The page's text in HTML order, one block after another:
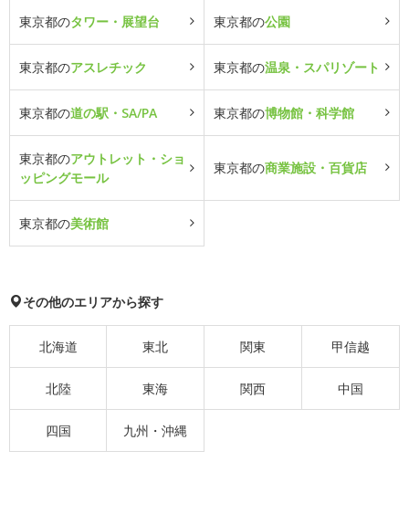
東京都のタワー・展望台 東京都の公園
東京都のアスレチック 東京都の温泉・スパリゾート
東京都の道の駅・SA/PA 東京都の博物館・科学館
東京都のアウトレット・ショ
ッピングモール
東京都の商業施設・百貨店
東京都の美術館
その他のエリアから探す
北海道 東北 関東 甲信越
北陸 東海 関西 中国
四国 九州・沖縄